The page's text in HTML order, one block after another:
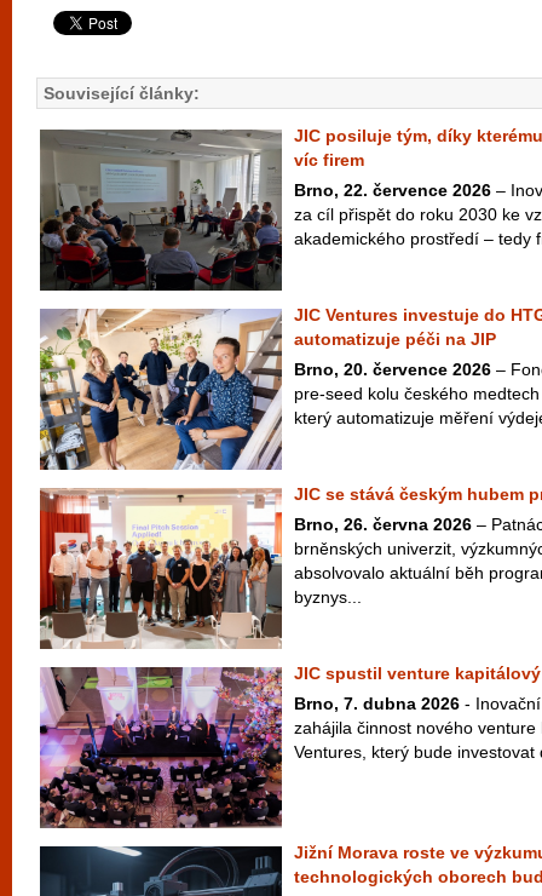
Související články:
JIC posiluje tým, díky
víc firem
Brno, 22. července 2026 –
za cíl přispět do roku 2030 ke
akademického prostředí – tedy
JIC Ventures investuje do
automatizuje péči na JIP
Brno, 20. července 2026 –
pre-seed kolu českého
který automatizuje měření
JIC se stává českým hubem
Brno, 26. června 2026 –
brněnských univerzit,
absolvovalo aktuální běh
byznys...
JIC spustil venture
Brno, 7. dubna 2026 -
zahájila činnost nového
Ventures, který bude investovat
Jižní Morava roste ve
technologických oborech